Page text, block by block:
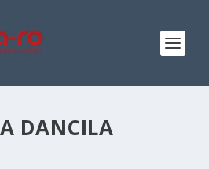
DANCILA